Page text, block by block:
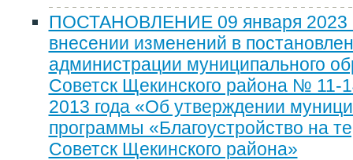
ПОСТАНОВЛЕНИЕ 09 января 2023
внесении изменений в
администрации муниципального
Советск Щекинского района № 11-
2013 года «Об утверждении
программы «Благоустройство на
Советск Щекинского района»